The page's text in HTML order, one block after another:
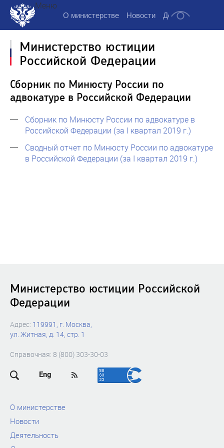
Меню
О министерстве Новости Деятельность
Министерство юстиции
Российской Федерации
Сборник по Минюсту России по
адвокатуре в Российской Федерации
Сборник по Минюсту России по адвокатуре в
Российской Федерации (за I квартал 2019 г.)
Сводный отчет по Минюсту России по адвокатуре
в Российской Федерации (за I квартал 2019 г.)
Министерство юстиции Российской
Федерации
Адрес: 119991, г. Москва,
ул. Житная, д. 14, стр. 1
Справочная: 8 (800) 303-30-03
Eng
О министерстве
Новости
Деятельность